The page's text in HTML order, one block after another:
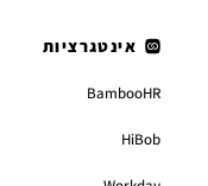
אינטגרציות
BambooHR
HiBob